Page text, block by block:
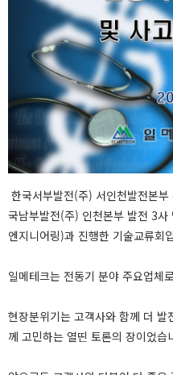
한국서부발전(주) 서인천발전본
국남부발전(주) 인천본부 발전 3
엔지니어링)과 진행한 기술교류회
일메테크는 전동기 분야 주요업체
현장분위기는 고객사와 함께 더
께 고민하는 열띤 토론의 장이었습